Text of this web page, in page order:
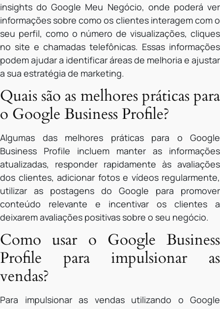
insights do Google Meu Negócio, onde poderá ver
informações sobre como os clientes interagem com o
seu perfil, como o número de visualizações, cliques
no site e chamadas telefônicas. Essas informações
podem ajudar a identificar áreas de melhoria e ajustar
a sua estratégia de marketing.
Quais são as melhores práticas para
o Google Business Profile?
Algumas das melhores práticas para o Google
Business Profile incluem manter as informações
atualizadas, responder rapidamente às avaliações
dos clientes, adicionar fotos e vídeos regularmente,
utilizar as postagens do Google para promover
conteúdo relevante e incentivar os clientes a
deixarem avaliações positivas sobre o seu negócio.
Como usar o Google Business
Profile para impulsionar as
vendas?
Para impulsionar as vendas utilizando o Google